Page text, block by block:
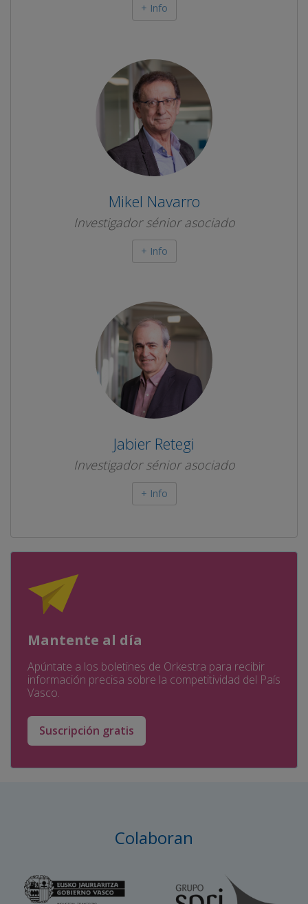
+ Info
Mikel Navarro
Investigador sénior asociado
+ Info
Jabier Retegi
Investigador sénior asociado
+ Info
Mantente al día
Apúntate a los boletines de Orkestra para recibir
información precisa sobre la competitividad del País
Vasco.
Suscripción gratis
Colaboran